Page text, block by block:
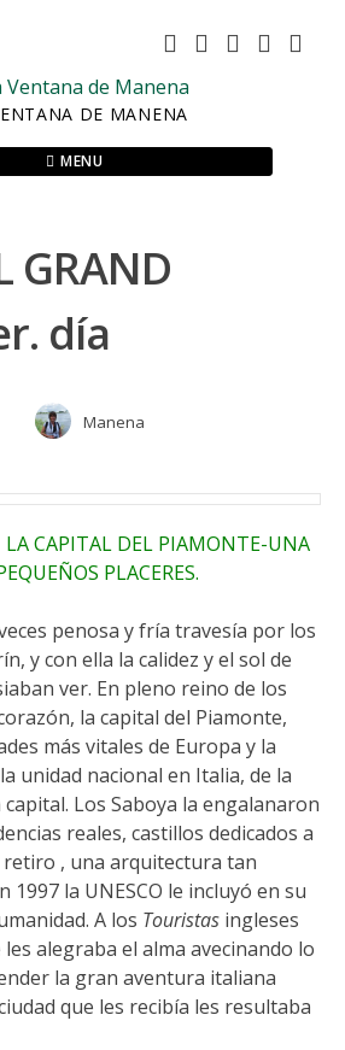
DE MANENA
MENU
GRAND
día
Manena
CAPITAL DEL PIAMONTE-UNA
PLACERES.
penosa y fría travesía por los
y con ella la calidez y el sol de
ver. En pleno reino de los
la capital del Piamonte,
más vitales de Europa y la
unidad nacional en Italia, de la
Los Saboya la engalanaron
reales, castillos dedicados a
retiro , una arquitectura tan
1997 la UNESCO le incluyó en su
A los Touristas ingleses
alegraba el alma avecinando lo
la gran aventura italiana
que les recibía les resultaba